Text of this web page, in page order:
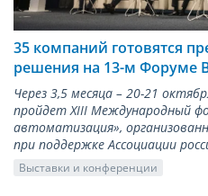
35 компаний готовятся
решения на 13-м Форуме
Через 3,5 месяца – 20-21
пройдет XIII Международный
автоматизация»,
при поддержке Ассоциации
Выставки и конференции